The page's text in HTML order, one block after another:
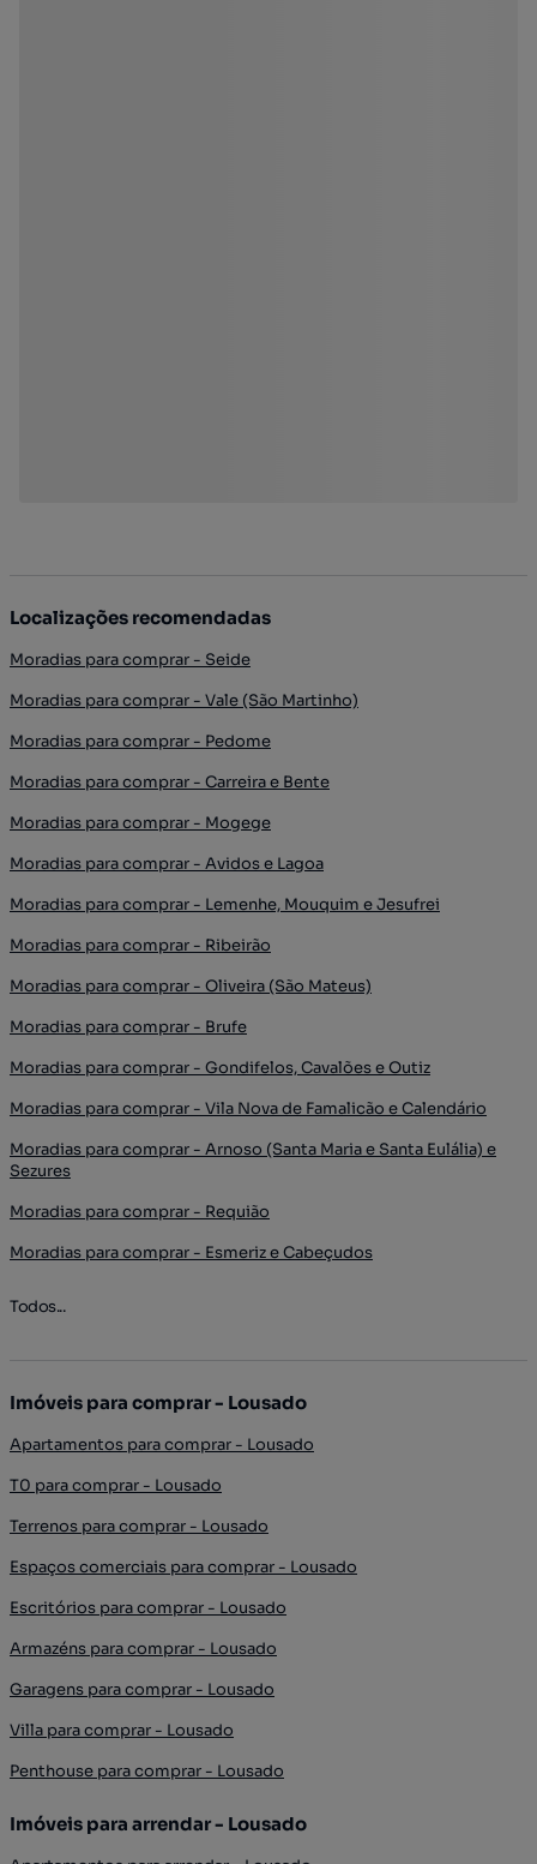
Localizações recomendadas
Moradias para comprar - Seide
Moradias para comprar - Vale (São Martinho)
Moradias para comprar - Pedome
Moradias para comprar - Carreira e Bente
Moradias para comprar - Mogege
Moradias para comprar - Avidos e Lagoa
Moradias para comprar - Lemenhe, Mouquim e Jesufrei
Moradias para comprar - Ribeirão
Moradias para comprar - Oliveira (São Mateus)
Moradias para comprar - Brufe
Moradias para comprar - Gondifelos, Cavalões e Outiz
Moradias para comprar - Vila Nova de Famalicão e Calendário
Moradias para comprar - Arnoso (Santa Maria e Santa Eulália) e
Sezures
Moradias para comprar - Requião
Moradias para comprar - Esmeriz e Cabeçudos
Todos...
Imóveis para comprar - Lousado
Apartamentos para comprar - Lousado
T0 para comprar - Lousado
Terrenos para comprar - Lousado
Espaços comerciais para comprar - Lousado
Escritórios para comprar - Lousado
Armazéns para comprar - Lousado
Garagens para comprar - Lousado
Villa para comprar - Lousado
Penthouse para comprar - Lousado
Imóveis para arrendar - Lousado